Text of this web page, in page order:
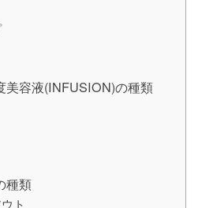
美容液(INFUSION)の種類
種類
ト